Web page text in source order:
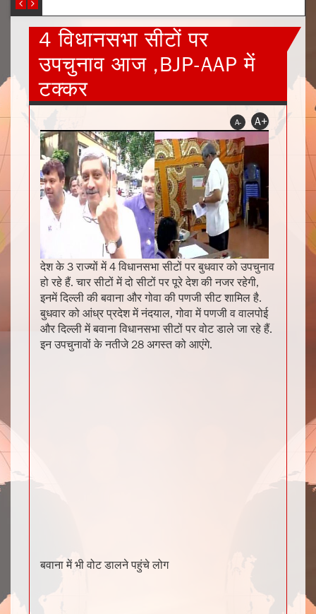
4 विधानसभा सीटों पर
उपचुनाव आज ,BJP-AAP में
टक्कर
A- A+
देश के 3 राज्यों में 4 विधानसभा सीटों पर बुधवार को उपचुनाव
हो रहे हैं. चार सीटों में दो सीटों पर पूरे देश की नजर रहेगी,
इनमें दिल्ली की बवाना और गोवा की पणजी सीट शामिल है.
बुधवार को आंध्र प्रदेश में नंदयाल, गोवा में पणजी व वालपोई
और दिल्ली में बवाना विधानसभा सीटों पर वोट डाले जा रहे हैं.
इन उपचुनावों के नतीजे 28 अगस्त को आएंगे.
बवाना में भी वोट डालने पहुंचे लोग